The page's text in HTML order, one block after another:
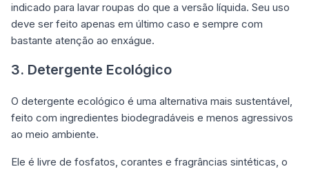
indicado para lavar roupas do que a versão líquida. Seu uso
deve ser feito apenas em último caso e sempre com
bastante atenção ao enxágue.
3. Detergente Ecológico
O detergente ecológico é uma alternativa mais sustentável,
feito com ingredientes biodegradáveis e menos agressivos
ao meio ambiente.
Ele é livre de fosfatos, corantes e fragrâncias sintéticas, o